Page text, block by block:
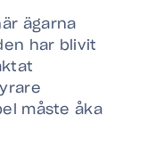
ägarna
har blivit
måste åka